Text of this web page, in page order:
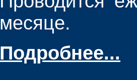
месяце.
Подробнее...